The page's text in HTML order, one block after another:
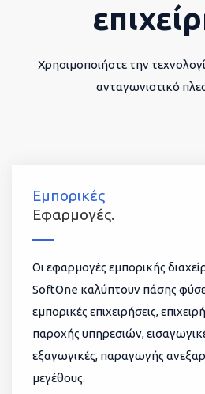
Χρησιμοποιήστε την
ανταγωνιστικό
Εμπορικές
Εφαρμογές.
Οι εφαρμογές εμπορικής
SoftOne καλύπτουν πάσης
εμπορικές επιχειρήσεις,
παροχής υπηρεσιών,
εξαγωγικές, παραγωγής
μεγέθους.